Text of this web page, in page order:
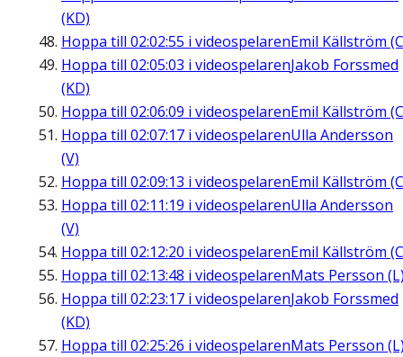
(KD)
Hoppa till 02:02:55 i videospelarenEmil Källström
Hoppa till 02:05:03 i videospelarenJakob Forssmed
(KD)
Hoppa till 02:06:09 i videospelarenEmil Källström
Hoppa till 02:07:17 i videospelarenUlla Andersson
(V)
Hoppa till 02:09:13 i videospelarenEmil Källström
Hoppa till 02:11:19 i videospelarenUlla Andersson
(V)
Hoppa till 02:12:20 i videospelarenEmil Källström
Hoppa till 02:13:48 i videospelarenMats Persson
Hoppa till 02:23:17 i videospelarenJakob Forssmed
(KD)
Hoppa till 02:25:26 i videospelarenMats Persson